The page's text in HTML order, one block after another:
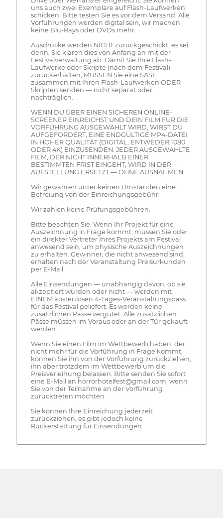
uns auch zwei Exemplare auf Flash-Laufwerken
schicken. Bitte testen Sie es vor dem Versand. Alle
Vorführungen werden digital sein, wir machen
keine Blu-Rays oder DVDs mehr.
Ausdrucke werden NICHT zurückgeschickt, es sei
denn, Sie klären dies von Anfang an mit der
Festivalverwaltung ab. Damit Sie Ihre Flash-
Laufwerke oder Skripte (nach dem Festival)
zurückerhalten, MÜSSEN Sie eine SASE
zusammen mit Ihren Flash-Laufwerken ODER
Skripten senden — nicht separat oder
nachträglich.
WENN DU ÜBER EINEN SICHEREN ONLINE-
SCREENER EINREICHST UND DEIN FILM FÜR DIE
VORFÜHRUNG AUSGEWÄHLT WIRD, WIRST DU
AUFGEFORDERT, EINE ENDGÜLTIGE MP4-DATEI
IN HOHER QUALITÄT (DIGITAL, ENTWEDER 1080
ODER 4K) EINZUSENDEN. JEDER AUSGEWÄHLTE
FILM, DER NICHT INNERHALB EINER
BESTIMMTEN FRIST EINGEHT, WIRD IN DER
AUFSTELLUNG ERSETZT — OHNE AUSNAHMEN.
Wir gewähren unter keinen Umständen eine
Befreiung von der Einreichungsgebühr.
Wir zahlen keine Prüfungsgebühren.
Bitte beachten Sie: Wenn Ihr Projekt für eine
Auszeichnung in Frage kommt, müssen Sie oder
ein direkter Vertreter Ihres Projekts am Festival
anwesend sein, um physische Auszeichnungen
zu erhalten. Gewinner, die nicht anwesend sind,
erhalten nach der Veranstaltung Preisurkunden
per E-Mail.
Alle Einsendungen — unabhängig davon, ob sie
akzeptiert wurden oder nicht — werden mit
EINEM kostenlosen 4-Tages-Veranstaltungspass
für das Festival geliefert. Es werden keine
zusätzlichen Pässe vergütet. Alle zusätzlichen
Pässe müssen im Voraus oder an der Tür gekauft
werden.
Wenn Sie einen Film im Wettbewerb haben, der
nicht mehr für die Vorführung in Frage kommt,
können Sie ihn von der Vorführung zurückziehen,
ihn aber trotzdem im Wettbewerb um die
Preisverleihung belassen. Bitte senden Sie sofort
eine E-Mail an horrorhotelfest@gmail.com, wenn
Sie von der Teilnahme an der Vorführung
zurücktreten möchten.
Sie können Ihre Einreichung jederzeit
zurückziehen, es gibt jedoch keine
Rückerstattung für Einsendungen.